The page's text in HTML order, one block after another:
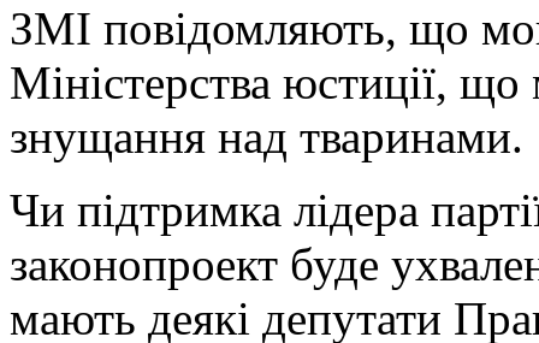
ЗМІ повідомляють, що
Міністерства юстиції,
знущання над тваринами.
Чи підтримка лідера
законопроект буде
мають деякі депутати